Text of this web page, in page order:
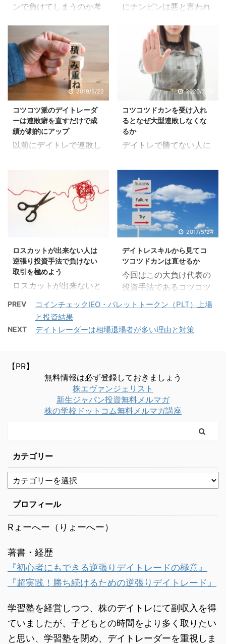
ンで負けてしまうのか考
す。コツコツドカンとい
うのはあまりに有名な手
法です。私はこのコツコ
ツドカンも立派な手法だ
と考えています。 しかし
ながら、確かに大負け代
表という一面を持
ち・・・いえ、全面的に
大負け代表でしょうか。
そして退場に追い込むト
ドメ的な性質も併せ持つ
カンが起こるのかをメン
タル面から考えていきま
す。 コツコツドカンにつ
いてはこちらを読んでお
カンになる理由 人間は含
み損には耐えられるもの
の、 ...
にナンピンは悪と言われ
はナンピンのせい」「ナ
ンピンしてるうちは勝て
ない」というようにやっ
てはいけないことのよう
に表現されることも。 も
ちろんコツコツドカン、
損大利小になる要因がナ
ンピンであるケースは多
いです。 しかしきちんと
計画的に使えば強い武器
になることもまた事実で
は最初からナンピンあり
きの手法を取った方がう
まくいくケースもありま
す。詳しく書いていきま
すので是非最後までお付
き合いをよろしくお願い
します。 もくじ1 ドカン
負けの原因はナン ...
2019/5/22
コツコツ派のデイトレーダ
ーは連敗癖を直すだけで成
績が劇的にアップ
以前にデイトレで連敗し
稼ぐタイプのコツコツデ
イトレーダーほど、コツ
コツドカンという負け方
になる傾向が強いです。
しまうことも多いので
す。 では冷静に考えた
時、このドカン・・・い
え、ドカンの後にくるド
ンガラガッシャーンの部
分を直すだけで成績は劇
的にアップすると思いま
です。 もくじ1 デイトレ
はコツコツドカンでは終
わらない1.1 デイトレで取
り返すよりも簡単なこと
とは2 コツコ ...
2020/2/16
コツコツドカンを受け入れ
るとなぜ大型連敗しなくな
るか
デイトレで勝てない人に
「〇〇しなければ勝てる
のに」という言い訳があ
ります。その通りなのか
も知れません。しかし
「〇〇してしまう」のが
自分であるわけです。 そ
い人が「〇〇しなければ
勝てる」という言い訳を
してしまうのです。 受け
入れられないうちは心の
どこかで拒否をするので
まうのです。 もくじ1 ド
ロールでナンピンと共存
2 心のリセットは難易度
が高い2.1 諦めることで
心のリ ...
ロスカットが出来ない人は
逆張り投資手法で負けない
取引を極めよう
ロスカットが出来ないと
らある意味仕方ないとい
う書き方をしてきまし
た。直そう直そうと思っ
す。 言い方は悪いです
が、「無駄なあがき」に
時間を使うよりも、ロス
カットが出来ない自分、
建設的でしょう。 そうし
にか直せる可能性もあり
ますからね。 もくじ1 順
張りと逆張りの差1.1 粘っ
きちんと意識すること2.1
る3 まとめ ...
2017/5/24
デイトレスキルから見てコ
ツコツドカンは直せるか
今回はこの大負け代表の
投資手法であるコツコツ
ドカンを直せるのかどう
かについて考えていこう
と思います。コツコツド
カンが直せないからトー
と思います。 私自身もず
っとコツコツドカンに悩
まされ、一時的な退場に
追い込まれることもあり
ツドカンの原因を考える
PREV
コインチェックIEO・パレットトークン（PLT）上場
と投資結果
NEXT デイトレーダーは相場退場者が多い理由と対策
【PR】
無料情報は必ず登録しておきましょう
株エヴァンジェリスト
新生ジャパン投資無料メルマガ
株の学校ドットコム無料メルマガ講座
カテゴリー
プロフィール
Rょーへー（りょーへー）
著書・経歴
『初心者にもできる逆張りデイトレードの極意』
『超実践！勝ち続けるための逆張りデイトレード』
学習塾を経営しつつ、株のデイトレにて副収入を得
ていましたが、子どもとの時間をより多く取りたい
と思い、学習塾を閉め、デイトレーダーを重視しま